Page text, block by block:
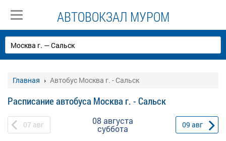
АВТОВОКЗАЛ МУРОМ
Главная Автобус Москва г. - Сальск
Расписание автобуса Москва г. - Сальск
07 авг 08 августа
суббота 09 авг